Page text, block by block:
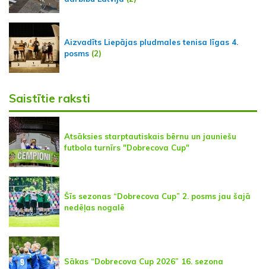
Aizvadīts Liepājas pludmales tenisa līgas 4.
posms (2)
Saistītie raksti
Atsāksies starptautiskais bērnu un jauniešu
futbola turnīrs "Dobrecova Cup"
Šīs sezonas “Dobrecova Cup” 2. posms jau šajā
nedēļas nogalē
Sākas “Dobrecova Cup 2026” 16. sezona